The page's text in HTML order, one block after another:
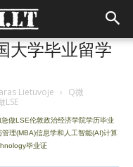
大学毕业留学
Lietuvoje › Q微
LSE
做LSE伦敦政治经济学院学历毕业
理(MBA)信息学和人工智能(AI)计算
毕业证